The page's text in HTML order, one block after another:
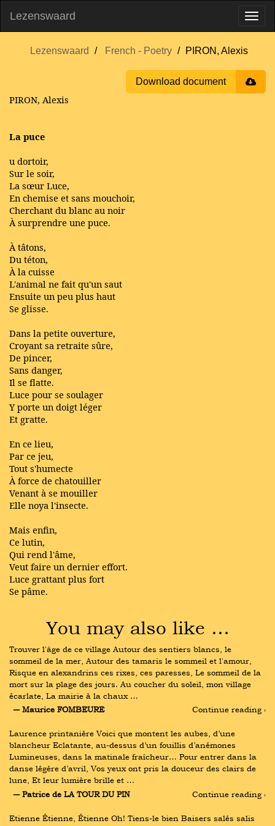
Lezenswaard
Lezenswaard French - Poetry PIRON, Alexis
Download document
PIRON, Alexis
La puce
u dortoir,
Sur le soir,
La sœur Luce,
En chemise et sans mouchoir,
Cherchant du blanc au noir
À surprendre une puce.
À tâtons,
Du téton,
À la cuisse
L'animal ne fait qu'un saut
Ensuite un peu plus haut
Se glisse.
Dans la petite ouverture,
Croyant sa retraite sûre,
De pincer,
Sans danger,
Il se flatte.
Luce pour se soulager
Y porte un doigt léger
Et gratte.
En ce lieu,
Par ce jeu,
Tout s'humecte
À force de chatouiller
Venant à se mouiller
Elle noya l'insecte.
Mais enfin,
Ce lutin,
Qui rend l'âme,
Veut faire un dernier effort.
Luce grattant plus fort
Se pâme.
You may also like …
Trouver l'âge de ce village Autour des sentiers blancs, le
sommeil de la mer, Autour des tamaris le sommeil et l'amour,
Risque en alexandrins ces rixes, ces paresses, Le sommeil de la
mort sur la plage des jours. Au coucher du soleil, mon village
écarlate, La mairie à la chaux …
― Maurice FOMBEURE
Continue reading ›
Laurence printanière Voici que montent les aubes, d’une
blancheur Eclatante, au-dessus d’un fouillis d’anémones
Lumineuses, dans la matinale fraîcheur… Pour entrer dans la
danse légère d’avril, Vos yeux ont pris la douceur des clairs de
lune, Et leur lumière brille et …
― Patrice de LA TOUR DU PIN
Continue reading ›
Etienne Étienne, Étienne Oh! Tiens-le bien Baisers salés salis